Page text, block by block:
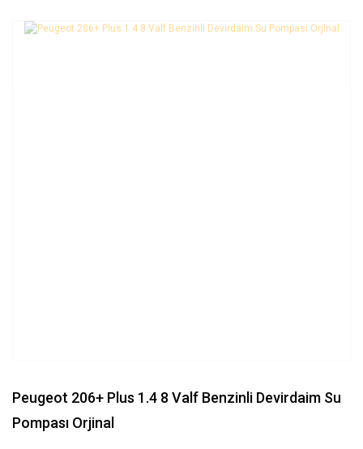
Peugeot 206+ Plus 1.4 8 Valf Benzinli Devirdaim Su
Pompası Orjinal